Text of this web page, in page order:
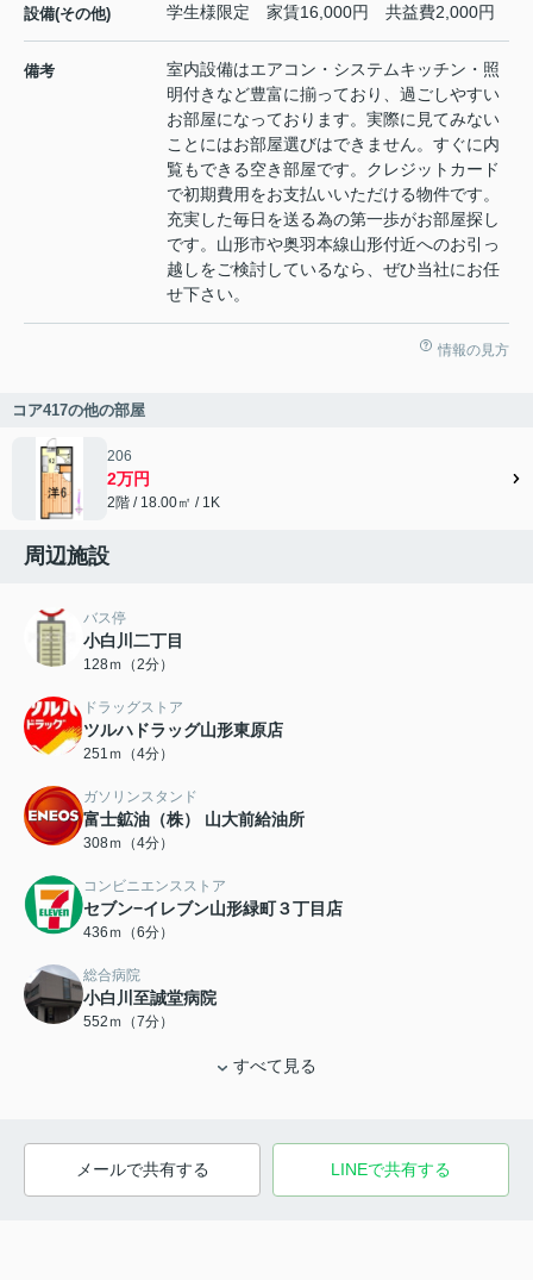
設備(その他) 学生様限定 家賃16,000円 共益費2,000円
備考
室内設備はエアコン・システムキッチン・照
明付きなど豊富に揃っており、過ごしやすい
お部屋になっております。実際に見てみない
ことにはお部屋選びはできません。すぐに内
覧もできる空き部屋です。クレジットカード
で初期費用をお支払いいただける物件です。
充実した毎日を送る為の第一歩がお部屋探し
です。山形市や奥羽本線山形付近へのお引っ
越しをご検討しているなら、ぜひ当社にお任
せ下さい。
情報の見方
コア417の他の部屋
206
2万円
2階 / 18.00㎡ / 1K
周辺施設
バス停
小白川二丁目
128ｍ（2分）
ドラッグストア
ツルハドラッグ山形東原店
251ｍ（4分）
ガソリンスタンド
富士鉱油（株） 山大前給油所
308ｍ（4分）
コンビニエンスストア
セブン−イレブン山形緑町３丁目店
436ｍ（6分）
総合病院
小白川至誠堂病院
552ｍ（7分）
すべて見る
メールで共有する LINEで共有する